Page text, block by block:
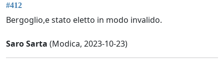
#412
Bergoglio,e stato eletto in modo invalido.
Saro Sarta (Modica, 2023-10-23)